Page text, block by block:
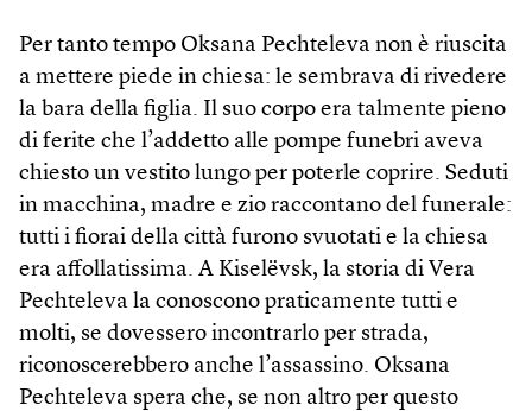
Per tanto tempo Oksana Pechteleva non è riuscita
a mettere piede in chiesa: le sembrava di rivedere
la bara della figlia. Il suo corpo era talmente pieno
di ferite che l’addetto alle pompe funebri aveva
chiesto un vestito lungo per poterle coprire. Seduti
in macchina, madre e zio raccontano del funerale:
tutti i fiorai della città furono svuotati e la chiesa
era affollatissima. A Kiselëvsk, la storia di Vera
Pechteleva la conoscono praticamente tutti e
molti, se dovessero incontrarlo per strada,
riconoscerebbero anche l’assassino. Oksana
Pechteleva spera che, se non altro per questo